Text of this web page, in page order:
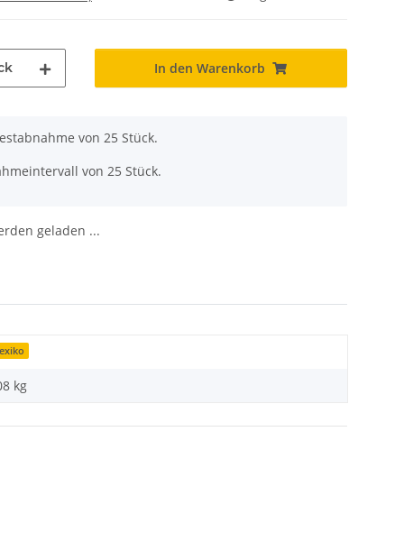
In den Warenkorb
von 25 Stück.
von 25 Stück.
geladen ...
kg